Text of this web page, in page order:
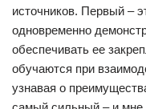
источников. Первый –
одновременно
обеспечивать ее
обучаются при
узнавая о